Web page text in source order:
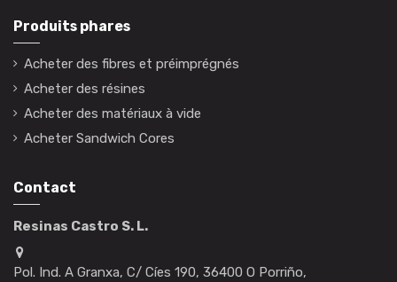
Produits phares
Acheter des fibres et préimprégnés
Acheter des résines
Acheter des matériaux à vide
Acheter Sandwich Cores
Contact
Resinas Castro S. L.
Pol. Ind. A Granxa, C/ Cíes 190, 36400 O Porriño,